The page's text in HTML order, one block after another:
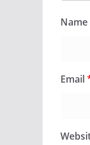
Name
Email